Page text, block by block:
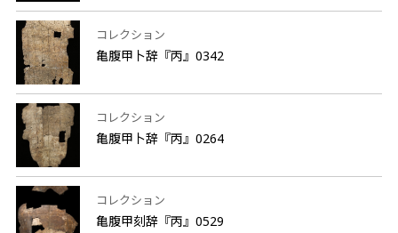
コレクション
亀腹甲卜辞『丙』0342
コレクション
亀腹甲卜辞『丙』0264
コレクション
亀腹甲刻辞『丙』0529